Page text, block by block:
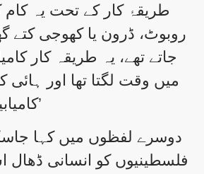
طریقۂ کار کے تحت یہ
روبوٹ، ڈرون یا کھوجی کتے
جاتے تھے، یہ طریقہ کار
میں وقت لگتا تھا اور ہائی
دوسرے لفظوں میں کہا
فلسطینیوں کو انسانی ڈھال